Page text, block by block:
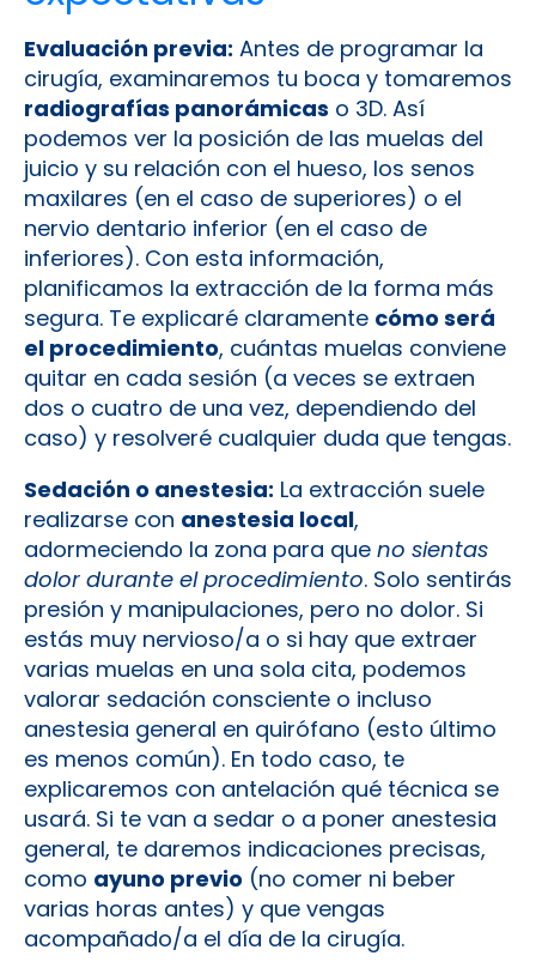
Evaluación previa: Antes de programar la
cirugía, examinaremos tu boca y tomaremos
radiografías panorámicas o 3D. Así
podemos ver la posición de las muelas del
juicio y su relación con el hueso, los senos
maxilares (en el caso de superiores) o el
nervio dentario inferior (en el caso de
inferiores). Con esta información,
planificamos la extracción de la forma más
segura. Te explicaré claramente cómo será
el procedimiento, cuántas muelas conviene
quitar en cada sesión (a veces se extraen
dos o cuatro de una vez, dependiendo del
caso) y resolveré cualquier duda que tengas.
Sedación o anestesia: La extracción suele
realizarse con anestesia local,
adormeciendo la zona para que no sientas
dolor durante el procedimiento. Solo sentirás
presión y manipulaciones, pero no dolor. Si
estás muy nervioso/a o si hay que extraer
varias muelas en una sola cita, podemos
valorar sedación consciente o incluso
anestesia general en quirófano (esto último
es menos común). En todo caso, te
explicaremos con antelación qué técnica se
usará. Si te van a sedar o a poner anestesia
general, te daremos indicaciones precisas,
como ayuno previo (no comer ni beber
varias horas antes) y que vengas
acompañado/a el día de la cirugía.